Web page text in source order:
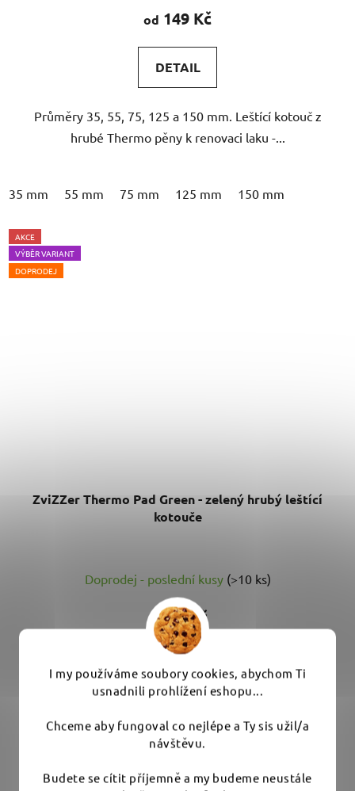
I my používáme soubory cookies, abychom Ti
usnadnili prohlížení eshopu...
Chceme aby fungoval co nejlépe a Ty sis užil/a
návštěvu.
Budete se cítit příjemně a my budeme neustále
produktu
5,0
z
hvězdiček.
od 149 Kč
DETAIL
Průměry 35, 55, 75, 125 a 150 mm. Leštící kotouč z
hrubé Thermo pěny k renovaci laku -...
35 mm 55 mm 75 mm 125 mm 150 mm
AKCE
VÝBĚR VARIANT
DOPRODEJ
ZviZZer Thermo Pad Green - zelený hrubý leštící
kotouče
Doprodej - poslední kusy (>10 ks)
od97 Kč
139 Kč (až –30 %)
DETAIL
Průměry 35, 55, 75, 125 a 150 mm. Leštící kotouč z